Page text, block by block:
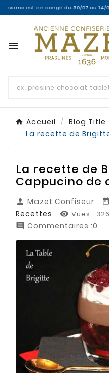
est en congé du 30/07 au 14/08.

Accueil Blog Title
La recette de
La recette de
Cappucino de
 Mazet Confiseur 
Recettes
 Vues :
 Commentaires :0